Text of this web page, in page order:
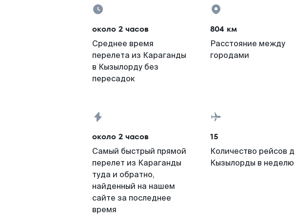
около 2 часов
Среднее время
перелета из Караганды
в Кызылорду без
пересадок
804 км
Расстояние между
городами
около 2 часов
Самый быстрый прямой
перелет из Караганды
туда и обратно,
найденный на нашем
сайте за последнее
время
15
Количество рейсов
Кызылорды в неделю